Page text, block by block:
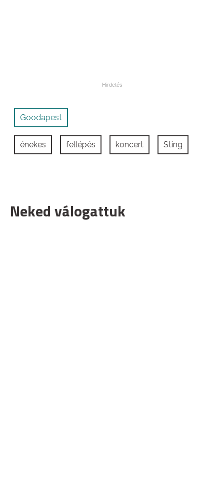
Goodapest
énekes fellépés koncert Sting
Neked válogattuk